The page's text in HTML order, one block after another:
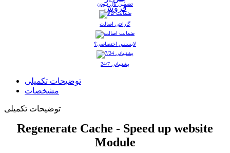
تضمین نال نبودن
گارانتی اصالت
لایسنس اختصاصی؟
پشتیبانی 24/7
توضیحات تکمیلی
مشخصات
توضیحات تکمیلی
Regenerate Cache - Speed up website
Module